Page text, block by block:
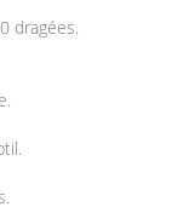
dragées.